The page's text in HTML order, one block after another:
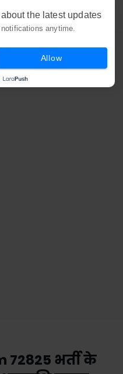
72825 भर्ती के
the latest updates
anytime.
Allow